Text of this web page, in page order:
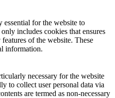
essential for the website to
includes cookies that ensures
of the website. These
information.
necessary for the website
to collect user personal data via
are termed as non-necessary